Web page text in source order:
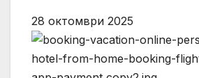
28 октомври 2025